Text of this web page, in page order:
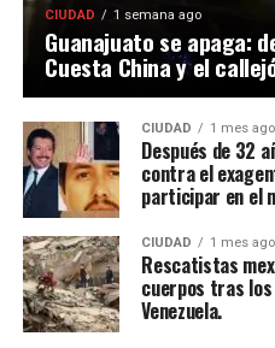
CIUDAD 1 semana ago
Guanajuato se apaga:
Cuesta China y el
CIUDAD 1 mes ago
Después de 32
contra el
participar en el
CIUDAD 1 mes ago
Rescatistas
cuerpos tras
Venezuela.